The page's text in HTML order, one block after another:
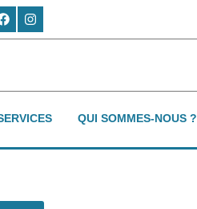
QUI SOMMES-NOUS ?